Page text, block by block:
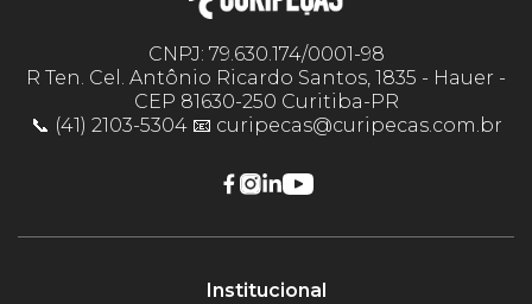
CNPJ: 79.630.174/0001-98
R Ten. Cel. Antônio Ricardo Santos, 1835 - Hauer -
CEP 81630-250 Curitiba-PR
📞 (41) 2103-5304 📧 curipecas@curipecas.com.br
Institucional